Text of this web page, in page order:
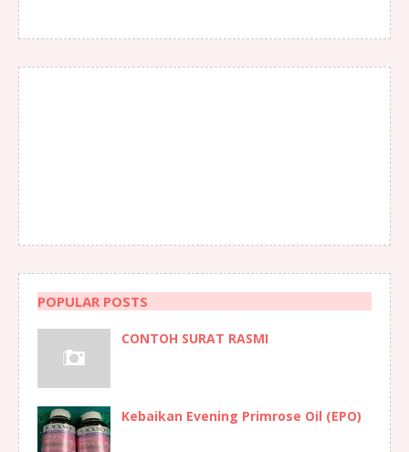
POPULAR POSTS
CONTOH SURAT RASMI
Kebaikan Evening Primrose Oil (EPO)